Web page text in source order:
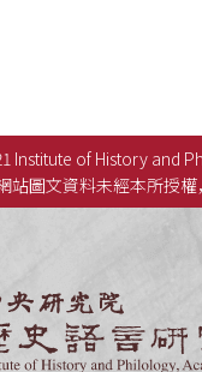
Institute of History and
站圖文資料未經本所授權